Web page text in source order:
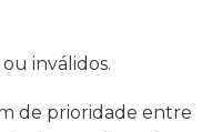
inválidos.
de prioridade entre